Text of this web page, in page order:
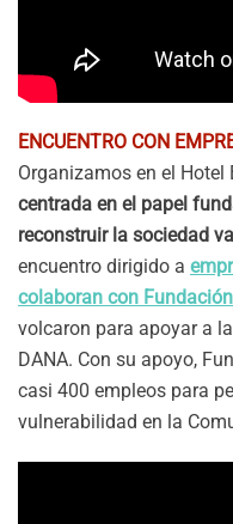
ENCUENTRO CON
Organizamos en el Hotel
centrada en el papel
reconstruir la sociedad
encuentro dirigido a
colaboran con
volcaron para apoyar a
DANA. Con su apoyo,
casi 400 empleos para
vulnerabilidad en la